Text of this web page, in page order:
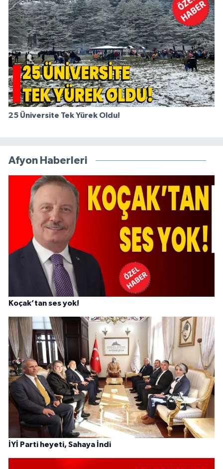
25 Üniversite Tek Yürek Oldu!
Afyon Haberleri
Koçak’tan ses yok!
İYİ Parti heyeti, Sahaya İndi